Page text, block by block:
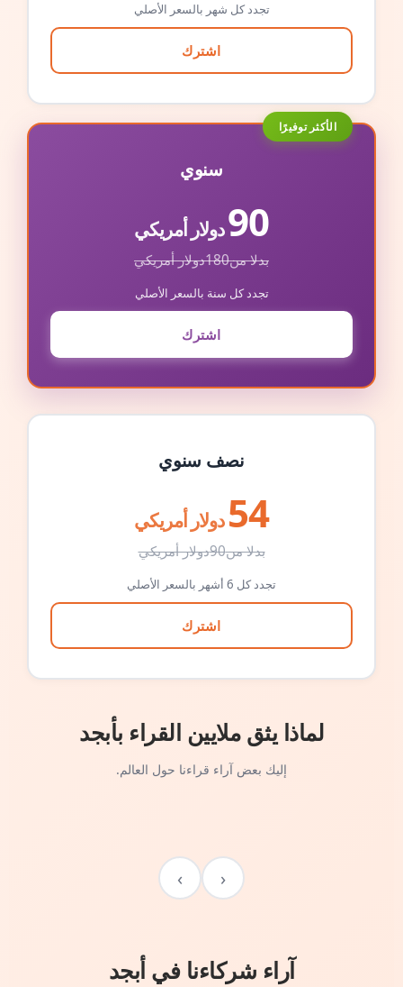
تجدد كل شهر بالسعر الأصلي
اشترك
الأكثر توفيرًا
سنوي
90دولار أمريكي
بدلا من180دولار أمريكي
تجدد كل سنة بالسعر الأصلي
اشترك
نصف سنوي
54 دولار أمريكي
بدلا من90دولار أمريكي
تجدد كل 6 أشهر بالسعر الأصلي
اشترك
لماذا يثق ملايين القراء بأبجد
إليك بعض آراء قراءنا حول العالم.
‹
›
آراء شركاءنا في أبجد